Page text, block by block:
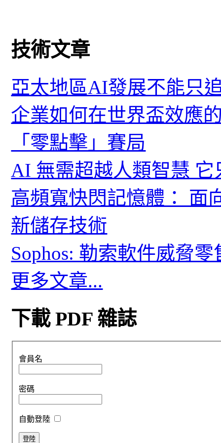
技術文章
亞太地區AI發展不能只
企業如何在世界盃效應
「零點擊」賽局
AI 無需超越人類智慧
高頻寬快閃記憶體： 面
新儲存技術
Sophos: 勒索軟件威脅
更多文章...
下載 PDF 雜誌
會員名
密碼
自動登陸